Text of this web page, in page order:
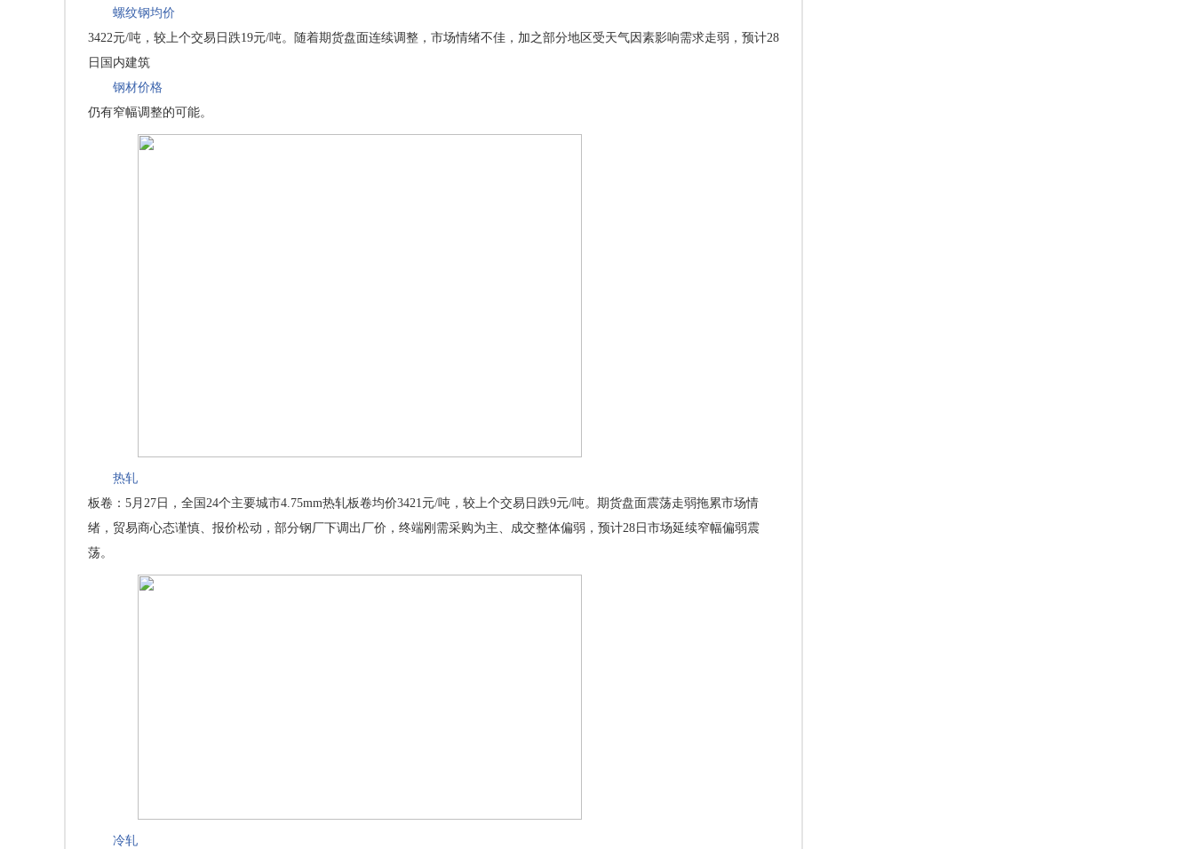
螺纹钢均价
3422元/吨，较上个交易日跌19元/吨。随着期货盘面连续调整，市场情绪不佳，加之部分地区受天气因素影响需求走弱，预计28
日国内建筑
钢材价格
仍有窄幅调整的可能。
热轧
板卷：5月27日，全国24个主要城市4.75mm热轧板卷均价3421元/吨，较上个交易日跌9元/吨。期货盘面震荡走弱拖累市场情
绪，贸易商心态谨慎、报价松动，部分钢厂下调出厂价，终端刚需采购为主、成交整体偏弱，预计28日市场延续窄幅偏弱震
荡。
冷轧